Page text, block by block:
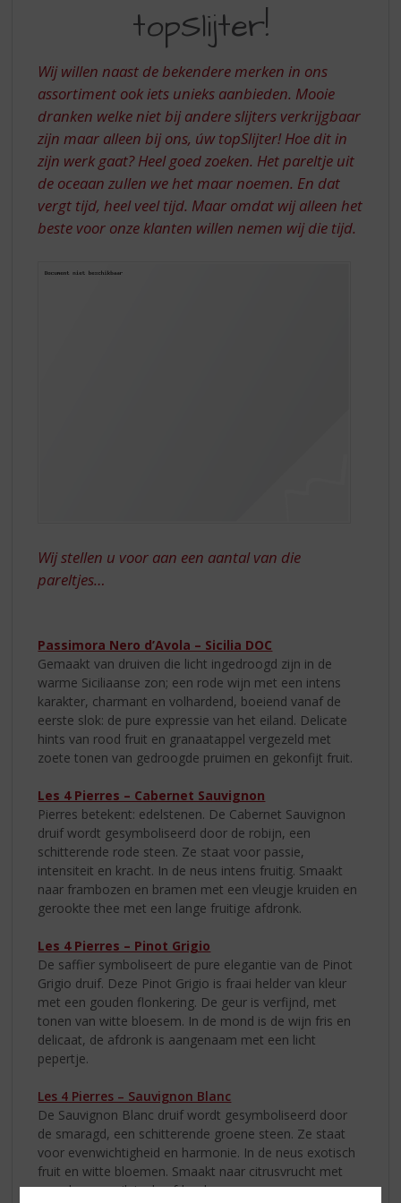
topSlijter!
Wij willen naast de bekendere merken in ons
assortiment ook iets unieks aanbieden. Mooie
dranken welke niet bij andere slijters verkrijgbaar
zijn maar alleen bij ons, úw topSlijter! Hoe dit in
zijn werk gaat? Heel goed zoeken. Het pareltje uit
de oceaan zullen we het maar noemen. En dat
vergt tijd, heel veel tijd. Maar omdat wij alleen het
beste voor onze klanten willen nemen wij die tijd.
Wij stellen u voor aan een aantal van die
pareltjes…
Passimora Nero d’Avola – Sicilia DOC
Gemaakt van druiven die licht ingedroogd zijn in de
warme Siciliaanse zon; een rode wijn met een intens
karakter, charmant en volhardend, boeiend vanaf de
eerste slok: de pure expressie van het eiland. Delicate
hints van rood fruit en granaatappel vergezeld met
zoete tonen van gedroogde pruimen en gekonfijt fruit.
Les 4 Pierres – Cabernet Sauvignon
Pierres betekent: edelstenen. De Cabernet Sauvignon
druif wordt gesymboliseerd door de robijn, een
schitterende rode steen. Ze staat voor passie,
intensiteit en kracht. In de neus intens fruitig. Smaakt
naar frambozen en bramen met een vleugje kruiden en
gerookte thee met een lange fruitige afdronk.
Les 4 Pierres – Pinot Grigio
De saffier symboliseert de pure elegantie van de Pinot
Grigio druif. Deze Pinot Grigio is fraai helder van kleur
met een gouden flonkering. De geur is verfijnd, met
tonen van witte bloesem. In de mond is de wijn fris en
delicaat, de afdronk is aangenaam met een licht
pepertje.
Les 4 Pierres – Sauvignon Blanc
De Sauvignon Blanc druif wordt gesymboliseerd door
de smaragd, een schitterende groene steen. Ze staat
voor evenwichtigheid en harmonie. In de neus exotisch
fruit en witte bloemen. Smaakt naar citrusvrucht met
een vleug perzik in de afdronk.